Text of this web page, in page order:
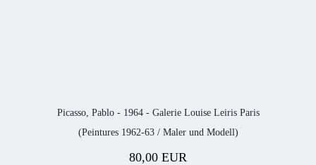
Picasso, Pablo - 1964 - Galerie Louise Leiris Paris
(Peintures 1962-63 / Maler und Modell)
80,00 EUR